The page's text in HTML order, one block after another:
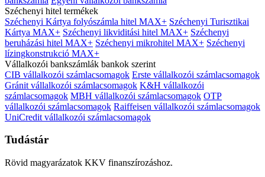
Széchenyi hitel termékek
Széchenyi Kártya folyószámla hitel MAX+ Széchenyi Turisztikai
Kártya MAX+ Széchenyi likviditási hitel MAX+ Széchenyi
beruházási hitel MAX+ Széchenyi mikrohitel MAX+ Széchenyi
lízingkonstrukció MAX+
Vállalkozói bankszámlák bankok szerint
CIB vállalkozói számlacsomagok Erste vállalkozói számlacsomagok
Gránit vállalkozói számlacsomagok K&H vállalkozói
számlacsomagok MBH vállalkozói számlacsomagok OTP
vállalkozói számlacsomagok Raiffeisen vállalkozói számlacsomagok
UniCredit vállalkozói számlacsomagok
Tudástár
Rövid magyarázatok KKV finanszírozáshoz.